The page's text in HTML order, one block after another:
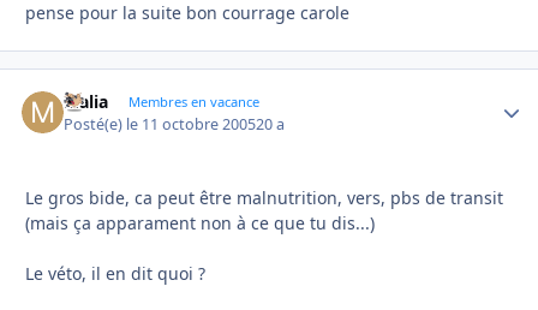
pense pour la suite bon courrage carole
Malia Membres en vacance
Posté(e) le 11 octobre 200520 a
Le gros bide, ca peut être malnutrition, vers, pbs de transit
(mais ça apparament non à ce que tu dis...)
Le véto, il en dit quoi ?